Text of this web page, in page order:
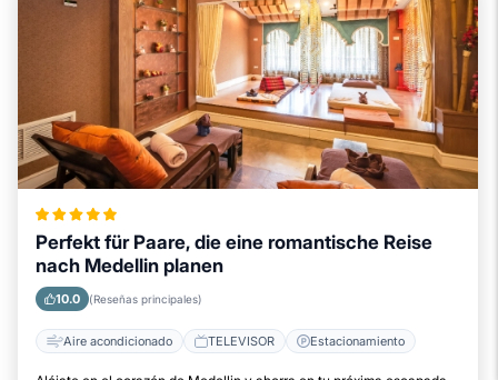
Perfekt für Paare, die eine romantische Reise
nach Medellin planen
10.0 (Reseñas principales)
Aire acondicionado TELEVISOR Estacionamiento